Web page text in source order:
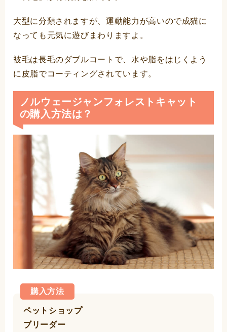
大型に分類されますが、運動能力が高いので成猫に
なっても元気に遊びまわりますよ。
被毛は長毛のダブルコートで、水や脂をはじくよう
に皮脂でコーティングされています。
ノルウェージャンフォレストキャット
の購入方法は？
購入方法
ペットショップ
ブリーダー